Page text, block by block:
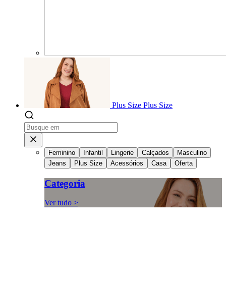
Plus Size Plus Size
Feminino Infantil Lingerie Calçados
Masculino
Jeans
Plus Size Acessórios Casa Oferta
Categoria
Ver tudo >